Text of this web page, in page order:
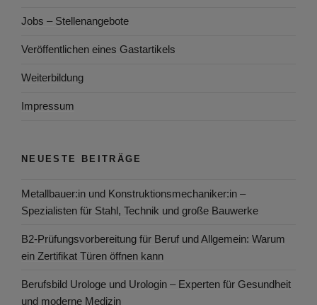
Jobs – Stellenangebote
Veröffentlichen eines Gastartikels
Weiterbildung
Impressum
NEUESTE BEITRÄGE
Metallbauer:in und Konstruktionsmechaniker:in –
Spezialisten für Stahl, Technik und große Bauwerke
B2-Prüfungsvorbereitung für Beruf und Allgemein: Warum
ein Zertifikat Türen öffnen kann
Berufsbild Urologe und Urologin – Experten für Gesundheit
und moderne Medizin